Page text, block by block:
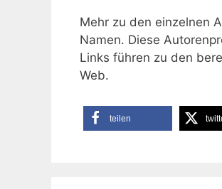
Mehr zu den einzelnen
Namen. Diese
Links führen zu den
Web.
teilen